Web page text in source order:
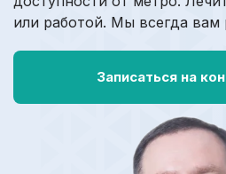
или работой. Мы всегда вам
Записаться на